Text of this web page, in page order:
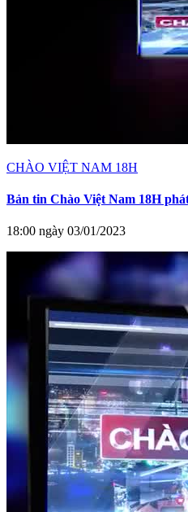
CHÀO VIỆT NAM 18H
Bản tin Chào Việt Nam 18H
18:00 ngày 03/01/2023